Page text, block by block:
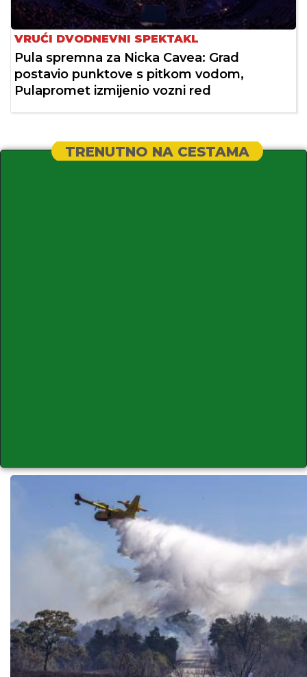
VRUĆI DVODNEVNI SPEKTAKL
Pula spremna za Nicka Cavea: Grad
postavio punktove s pitkom vodom,
Pulapromet izmijenio vozni red
TRENUTNO NA CESTAMA